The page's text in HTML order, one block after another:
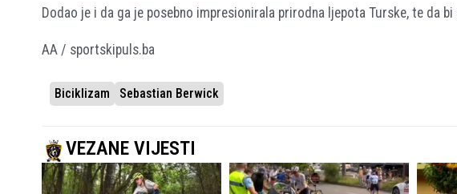
Dodao je i da ga je posebno impresionirala prirodna ljepota Turske, te da
AA / sportskipuls.ba
Biciklizam Sebastian Berwick
VEZANE VIJESTI